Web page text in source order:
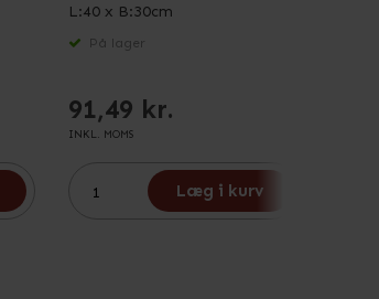
L:40 x B:30cm
På lager
91,49 kr.
INKL. MOMS
Læg i kurv